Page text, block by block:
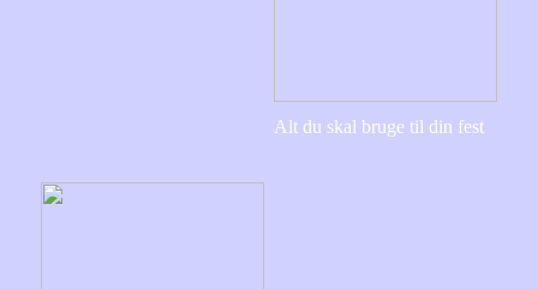
Alt du skal bruge til din fest